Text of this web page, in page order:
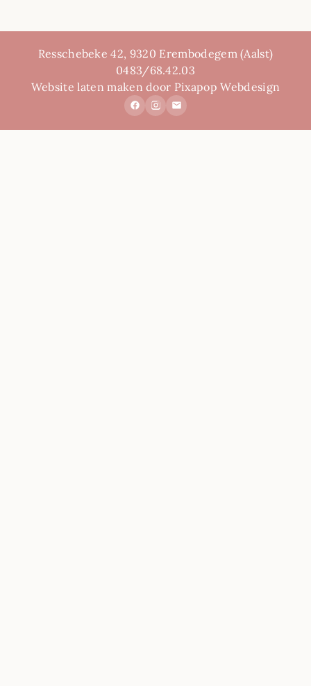
Resschebeke 42, 9320 Erembodegem (Aalst)
0483/68.42.03
Website laten maken door Pixapop Webdesign